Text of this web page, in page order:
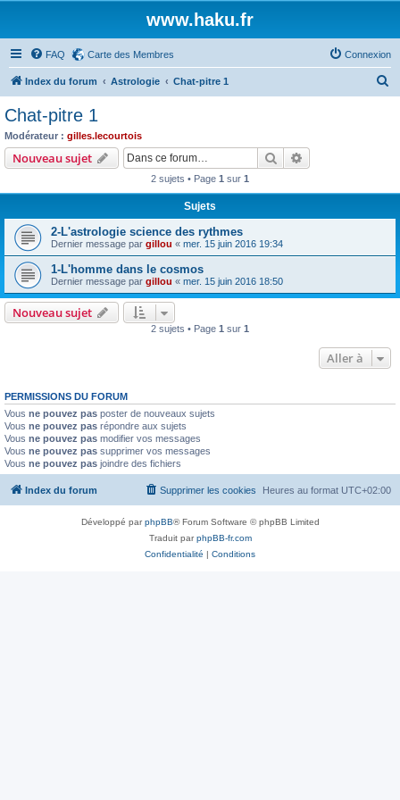
www.haku.fr
FAQ Carte des Membres Connexion
Index du forum Astrologie Chat-pitre 1
Chat-pitre 1
Modérateur : gilles.lecourtois
Nouveau sujet Rechercher
2 sujets • Page 1 sur 1
Sujets
2-L'astrologie science des rythmes
Dernier message par gillou « mer. 15 juin 2016 19:34
1-L'homme dans le cosmos
Dernier message par gillou « mer. 15 juin 2016 18:50
Nouveau sujet
2 sujets • Page 1 sur 1
Aller à
PERMISSIONS DU FORUM
Vous ne pouvez pas poster de nouveaux sujets
Vous ne pouvez pas répondre aux sujets
Vous ne pouvez pas modifier vos messages
Vous ne pouvez pas supprimer vos messages
Vous ne pouvez pas joindre des fichiers
Index du forum Heures au format UTC+02:00
Supprimer les cookies
Développé parphpBB® Forum Software © phpBB Limited
Traduit parphpBB-fr.com
Confidentialité | Conditions